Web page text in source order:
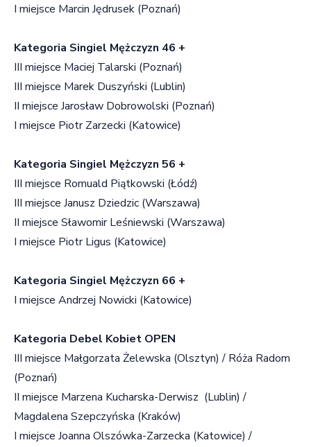
I miejsce Marcin Jędrusek (Poznań)
Kategoria Singiel Mężczyzn 46 +
III miejsce Maciej Talarski (Poznań)
III miejsce Marek Duszyński (Lublin)
II miejsce Jarosław Dobrowolski (Poznań)
I miejsce Piotr Zarzecki (Katowice)
Kategoria Singiel Mężczyzn 56 +
III miejsce Romuald Piątkowski (Łódź)
III miejsce Janusz Dziedzic (Warszawa)
II miejsce Sławomir Leśniewski (Warszawa)
I miejsce Piotr Ligus (Katowice)
Kategoria Singiel Mężczyzn 66 +
I miejsce Andrzej Nowicki (Katowice)
Kategoria Debel Kobiet OPEN
III miejsce Małgorzata Żelewska (Olsztyn) / Róża Radom
(Poznań)
II miejsce Marzena Kucharska-Derwisz (Lublin) /
Magdalena Szepczyńska (Kraków)
I miejsce Joanna Olszówka-Zarzecka (Katowice) /